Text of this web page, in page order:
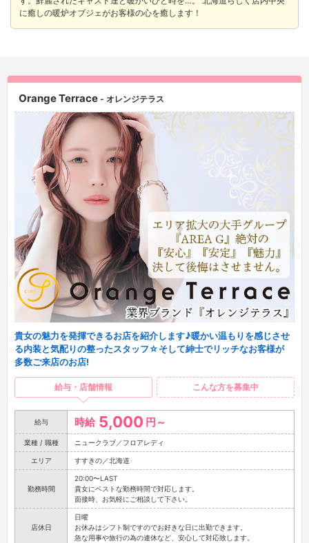
に癒しの暖炉オブジェがお客様の心を癒します！
Orange Terrace - オレンジテラス
貴女の魅力を発揮できるお店を紹介します♪暖かい温もりを感じさせ
る内装と気配りの整ったスタッフ☆そして紳士でリッチなお客様が
多数ご来店のお店!
給与・店舗情報 こんな方を募集中
給与 時給 5,000 円～
業種 / 職種 ニュークラブ／フロアレディ
エリア すすきの／北海道
勤務時間
20:00〜LAST
貴女にベストな勤務時間で対応します。
面接時、お気軽にご相談して下さい。
店休日
日曜
お休みはシフト制ですのでお好きな日に出勤できます。
急な用事や旅行の為の連休など、安心して対応致します。